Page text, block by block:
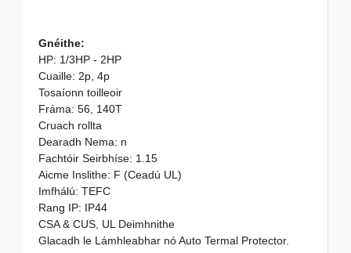
Gnéithe:
HP: 1/3HP - 2HP
Cuaille: 2p, 4p
Tosaíonn toilleoir
Fráma: 56, 140T
Cruach rollta
Dearadh Nema: n
Fachtóir Seirbhíse: 1.15
Aicme Inslithe: F (Ceadú UL)
Imfhálú: TEFC
Rang IP: IP44
CSA & CUS, UL Deimhnithe
Glacadh le Lámhleabhar nó Auto Termal Protector.